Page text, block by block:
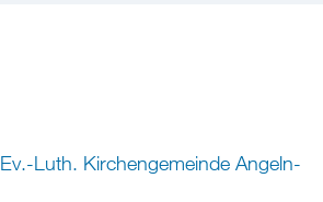
Ev.-Luth. Kirchengemeinde Angeln-